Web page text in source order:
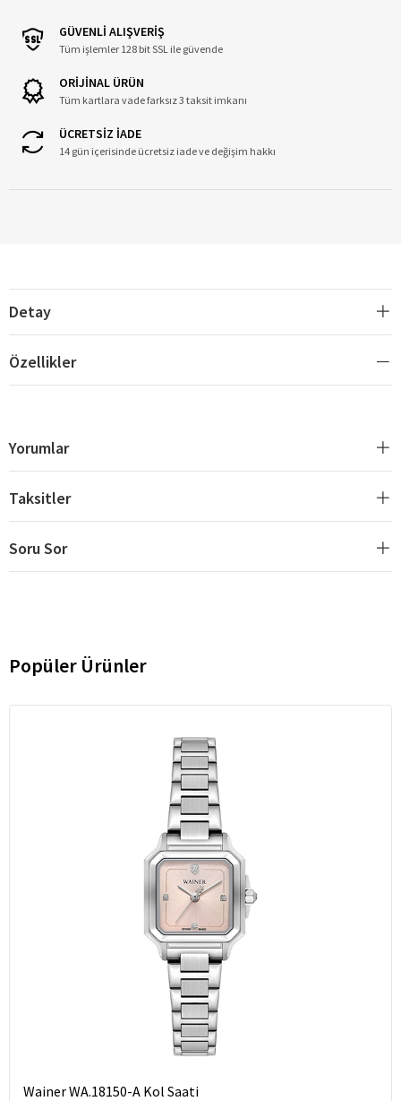
GÜVENLİ ALIŞVERİŞ
Tüm işlemler 128 bit SSL ile güvende
ORİJİNAL ÜRÜN
Tüm kartlara vade farksız 3 taksit imkanı
ÜCRETSİZ İADE
14 gün içerisinde ücretsiz iade ve değişim hakkı
Detay
Özellikler
Yorumlar
Taksitler
Soru Sor
Popüler Ürünler
Wainer WA.18150-A Kol Saati